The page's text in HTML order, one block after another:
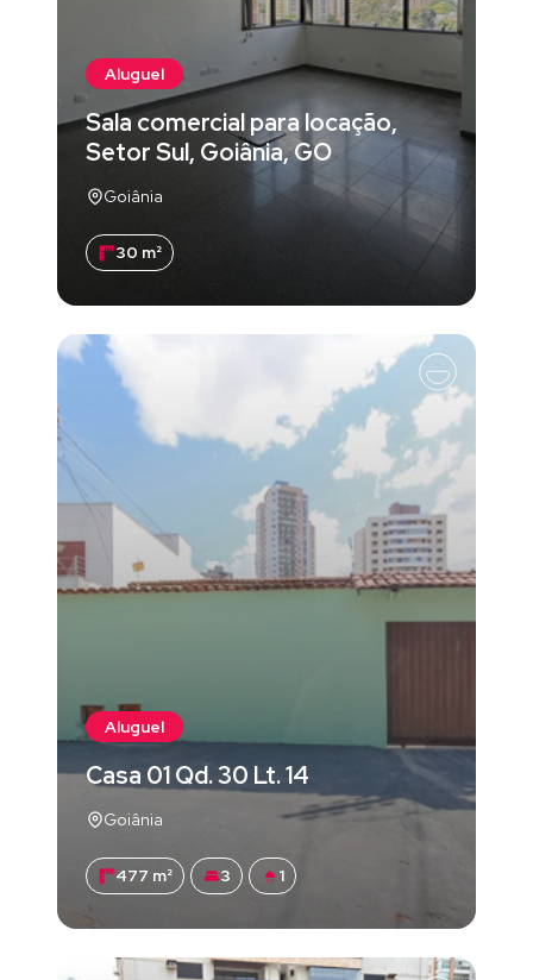
Aluguel
Sala comercial para locação,
Setor Sul, Goiânia, GO
Goiânia
30 m²
Aluguel
Casa 01 Qd. 30 Lt. 14
Goiânia
477 m² 3 1